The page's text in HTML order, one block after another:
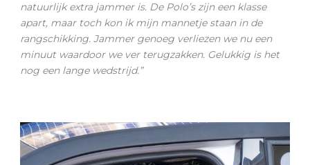
natuurlijk extra jammer is. De Polo’s zijn een klasse
apart, maar toch kon ik mijn mannetje staan in de
rangschikking. Jammer genoeg verliezen we nu een
minuut waardoor we ver terugzakken. Gelukkig is het
nog een lange wedstrijd.”